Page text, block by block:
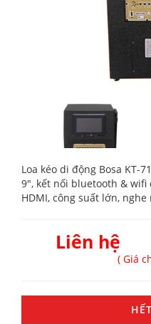
Loa kéo di động Bosa KT-
9", kết nối bluetooth &
HDMI, công suất lớn, nghe
Liên hệ
( Giá